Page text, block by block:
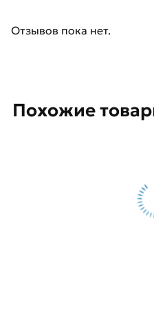
Отзывов пока нет.
Похожие